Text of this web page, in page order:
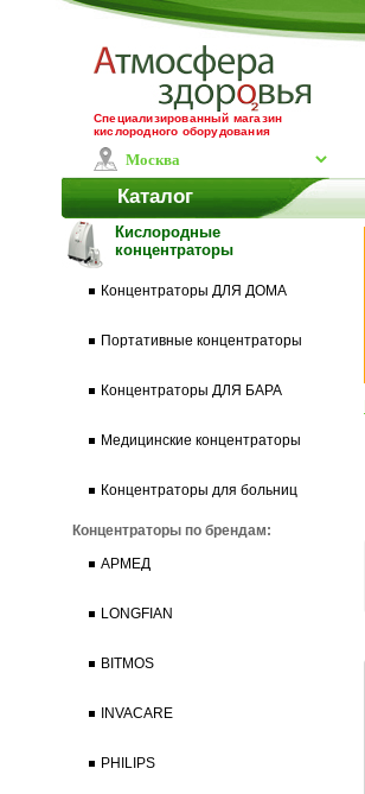
Специализированный магазин
кислородного оборудования
Каталог
Кислородные
концентраторы
Концентраторы ДЛЯ ДОМА
Портативные концентраторы
Концентраторы ДЛЯ БАРА
Медицинские концентраторы
Концентраторы для больниц
Концентраторы по брендам:
АРМЕД
LONGFIAN
BITMOS
INVACARE
PHILIPS